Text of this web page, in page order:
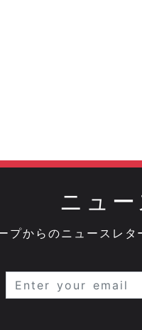
ニュ
からのニュースレタ